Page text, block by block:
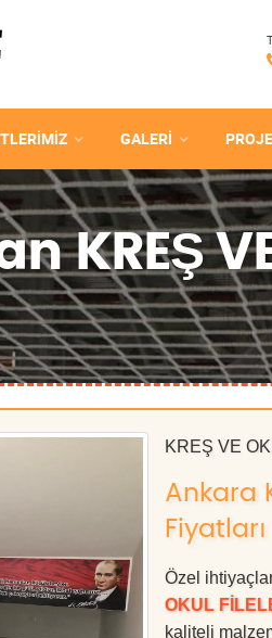
GALERİ
KREŞ VE
KREŞ VE
Ankara
Fiyatları
Özel
OKUL
kaliteli